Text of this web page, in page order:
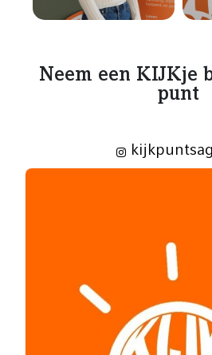
Neem een KIJKje
punt